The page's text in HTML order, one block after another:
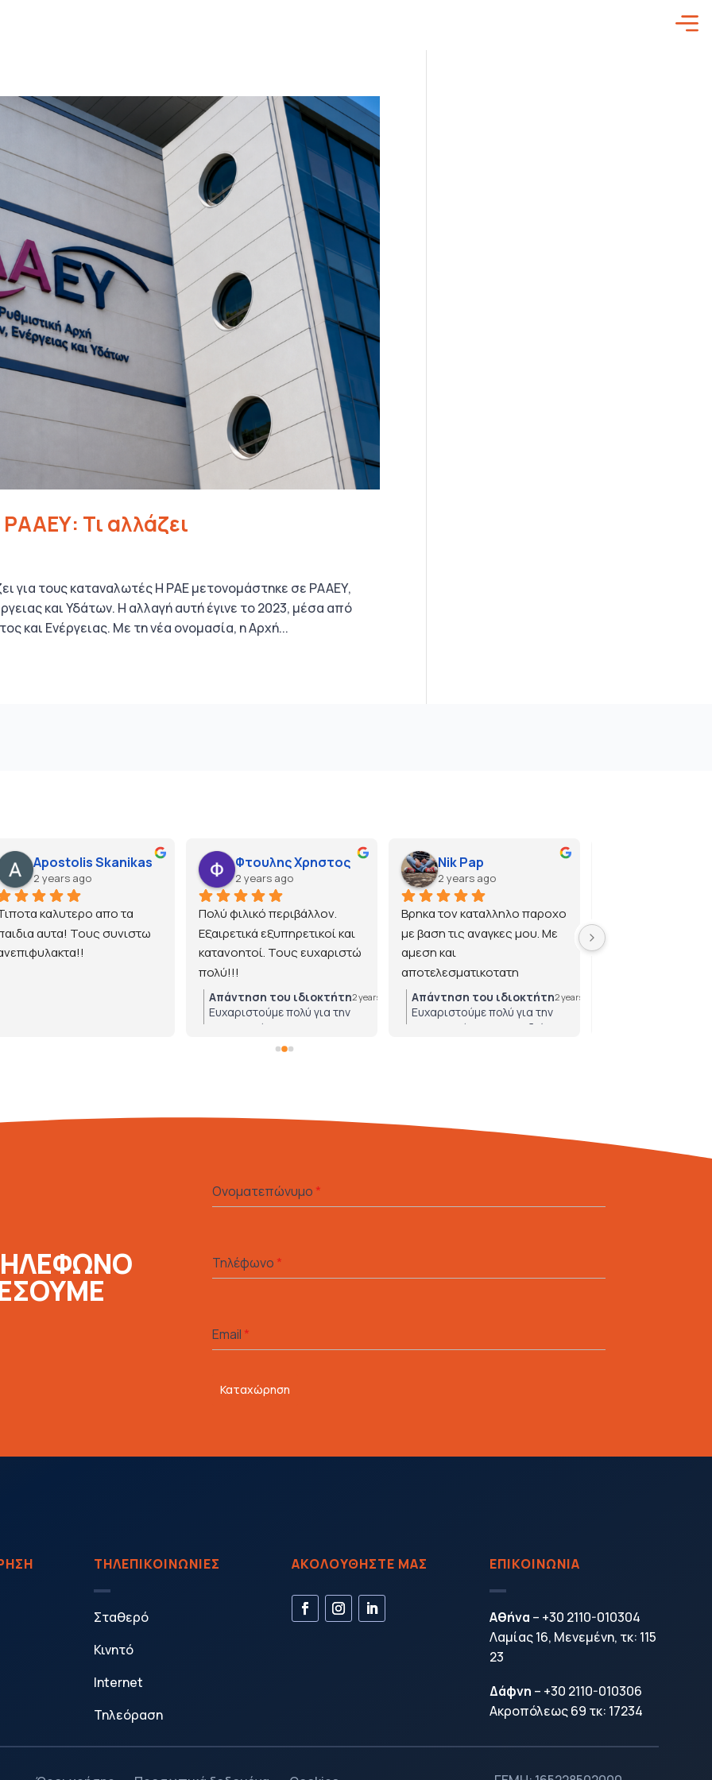
Τι αλλάζει
για τους καταναλωτές Η ΡΑΕ μετονομάστηκε σε ΡΑΑΕΥ,
και Υδάτων. Η αλλαγή αυτή έγινε το 2023, μέσα από
και Ενέργειας. Με τη νέα ονομασία, η Αρχή...
Apostolis Skanikas
2 years ago
καλυτερο απο τα
αυτα! Τους συνιστω
Φτουλης Χρηστος
2 years ago
Πολύ φιλικό περιβάλλον.
Εξαιρετικά εξυπηρετικοί και
κατανοητοί. Τους ευχαριστώ
πολύ!!!
Απάντηση του ιδιοκτήτη2 years ago
Ευχαριστούμε πολύ για την
εμπιστοσύνη!
Nik Pap
2 years ago
Βρηκα τον καταλληλο παροχο
με βαση τις αναγκες μου. Με
αμεση και
αποτελεσματικοτατη
εξυπηρετηση.
Απάντηση του ιδιοκτήτη2 years ago
Ευχαριστούμε πολύ για την
εμπιστοσύνη που μας δείχνετε!
Ονοματεπώνυμο *
Τηλέφωνο *
Email *
Καταχώρηση
ΤΗΛΕΠΙΚΟΙΝΩΝΙΕΣ
Σταθερό
Κινητό
Internet
Τηλεόραση
ΑΚΟΛΟΥΘΗΣΤΕ ΜΑΣ ΕΠΙΚΟΙΝΩΝΙΑ
Αθήνα – +30 2110-010304
Λαμίας 16, Μενεμένη, τκ: 115
23
Δάφνη – +30 2110-010306
Ακροπόλεως 69 τκ: 17234